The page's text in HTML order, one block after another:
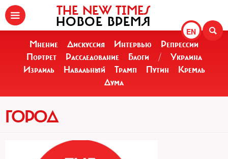
EN
THE NEW TIMES
НОВОЕ ВРЕМЯ
Мнение Дискуссия Интервью
Репрессии
Портрет
Расследование Блоги /
Украина
Израиль
Навальный Трамп Путин
Кремль
Дума
ГОРОД